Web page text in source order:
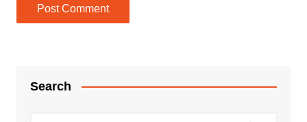
Search